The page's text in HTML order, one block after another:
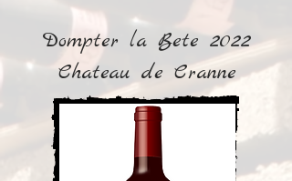
Dompter la Bete 2022
Chateau de Cranne